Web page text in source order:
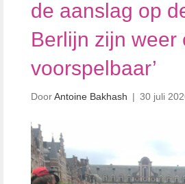
de aanslag op
Berlijn zijn weer
voorspelbaar’
DoorAntoine Bakhash | 30 juli